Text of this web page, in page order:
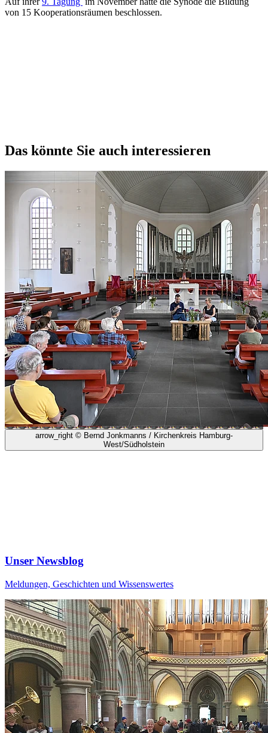
von 15 Kooperationsräumen beschlossen.
Das könnte Sie auch interessieren
arrow_right © Bernd Jonkmanns / Kirchenkreis Hamburg-
West/Südholstein
Unser Newsblog
Meldungen, Geschichten und Wissenswertes